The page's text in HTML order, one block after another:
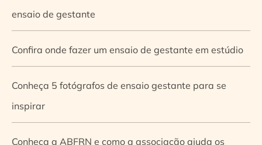
ensaio de gestante
Confira onde fazer um ensaio de gestante em estúdio
Conheça 5 fotógrafos de ensaio gestante para se
inspirar
Conheça a ABFRN e como a associação ajuda os